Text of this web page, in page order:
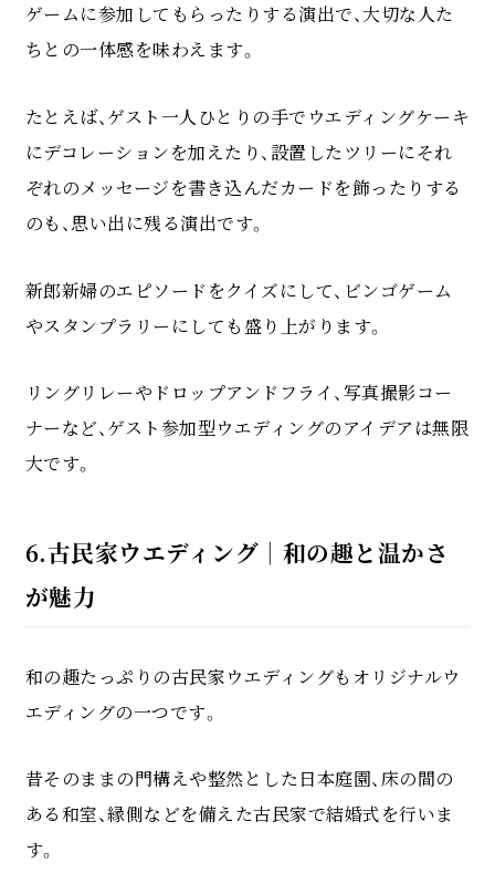
ゲームに参加してもらったりする演出で、大切な人た
ちとの一体感を味わえます。
たとえば、ゲスト一人ひとりの手でウエディングケーキ
にデコレーションを加えたり、設置したツリーにそれ
ぞれのメッセージを書き込んだカードを飾ったりする
のも、思い出に残る演出です。
新郎新婦のエピソードをクイズにして、ビンゴゲーム
やスタンプラリーにしても盛り上がります。
リングリレーやドロップアンドフライ、写真撮影コー
ナーなど、ゲスト参加型ウエディングのアイデアは無限
大です。
6.古民家ウエディング｜和の趣と温かさ
が魅力
和の趣たっぷりの古民家ウエディングもオリジナルウ
エディングの一つです。
昔そのままの門構えや整然とした日本庭園、床の間の
ある和室、縁側などを備えた古民家で結婚式を行いま
す。